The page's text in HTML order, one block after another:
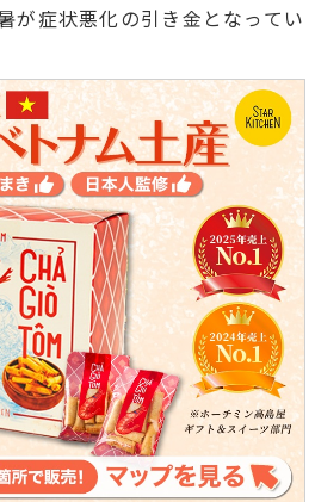
が症状悪化の引き金となってい